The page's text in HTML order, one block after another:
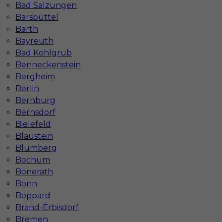
Bad Salzungen
Barsbüttel
Barth
Bayreuth
Bad Kohlgrub
Benneckenstein
Bergheim
Berlin
Bernburg
Bernsdorf
Bielefeld
Blaustein
Blumberg
Bochum
Bonerath
Bonn
Boppard
Brand-Erbisdorf
Bremen
Mapa ofert pracy
Mapa kategorii
Informacje w sprawie pracy
Telefon:793-577-977
Dane firmy